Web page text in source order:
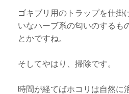
ゴキブリ用のトラップを仕掛
いなハーブ系の匂いのするも
とかですね。
そしてやはり、掃除です。
時間が経てばホコリは自然に